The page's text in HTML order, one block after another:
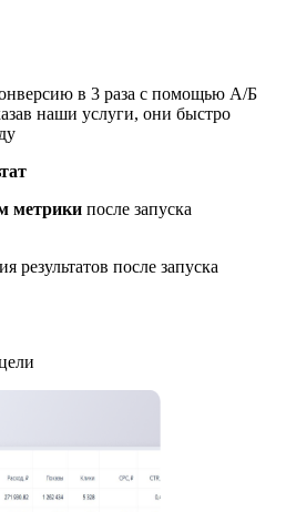
в 3 раза с помощью А/Б
наши услуги, они быстро
метрики после запуска
после запуска